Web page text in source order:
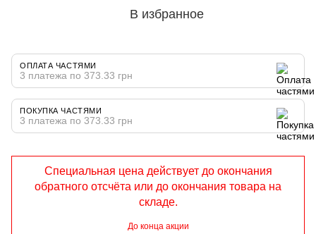
В избранное
ОПЛАТА ЧАСТЯМИ
3 платежа по 373.33 грн
ПОКУПКА ЧАСТЯМИ
3 платежа по 373.33 грн
Специальная цена действует до окончания
обратного отсчёта или до окончания товара на
складе.
До конца акции